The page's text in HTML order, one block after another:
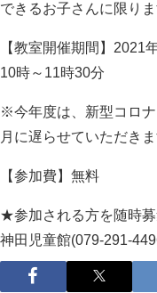
できるお子さんに限り
【教室開催期間】
10時～11時30分
※今年度は、新型コロ
月に遅らせていただきま
【参加費】無料
★参加される方を随時
神田児童館(079-291-